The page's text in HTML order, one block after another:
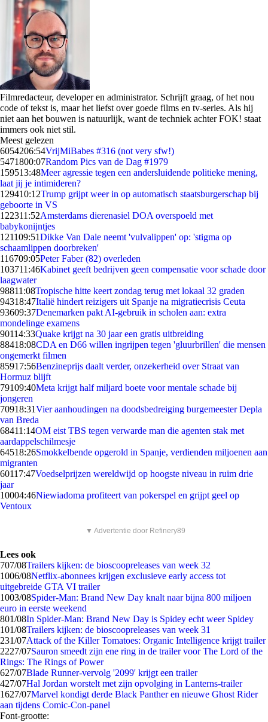
Filmredacteur, developer en administrator. Schrijft graag, of het nou
code of tekst is, maar het liefst over goede films en tv-series. Als hij
niet aan het bouwen is natuurlijk, want de techniek achter FOK! staat
immers ook niet stil.
Meest gelezen
6054206:54VrijMiBabes #316 (not very sfw!)
5471800:07Random Pics van de Dag #1979
159513:48Meer agressie tegen een andersluidende politieke mening,
laat jij je intimideren?
129410:12Trump grijpt weer in op automatisch staatsburgerschap bij
geboorte in VS
122311:52Amsterdams dierenasiel DOA overspoeld met
babykonijntjes
121109:51Dikke Van Dale neemt 'vulvalippen' op: 'stigma op
schaamlippen doorbreken'
116709:05Peter Faber (82) overleden
103711:46Kabinet geeft bedrijven geen compensatie voor schade door
laagwater
98811:08Tropische hitte keert zondag terug met lokaal 32 graden
94318:47Italië hindert reizigers uit Spanje na migratiecrisis Ceuta
93609:37Denemarken pakt AI-gebruik in scholen aan: extra
mondelinge examens
90114:33Quake krijgt na 30 jaar een gratis uitbreiding
88418:08CDA en D66 willen ingrijpen tegen 'gluurbrillen' die mensen
ongemerkt filmen
85917:56Benzineprijs daalt verder, onzekerheid over Straat van
Hormuz blijft
79109:40Meta krijgt half miljard boete voor mentale schade bij
jongeren
70918:31Vier aanhoudingen na doodsbedreiging burgemeester Depla
van Breda
68411:14OM eist TBS tegen verwarde man die agenten stak met
aardappelschilmesje
64518:26Smokkelbende opgerold in Spanje, verdienden miljoenen aan
migranten
60117:47Voedselprijzen wereldwijd op hoogste niveau in ruim drie
jaar
10004:46Niewiadoma profiteert van pokerspel en grijpt geel op
Ventoux
▼ Advertentie door Refinery89
Lees ook
707/08Trailers kijken: de bioscoopreleases van week 32
1006/08Netflix-abonnees krijgen exclusieve early access tot
uitgebreide GTA VI trailer
1003/08Spider-Man: Brand New Day knalt naar bijna 800 miljoen
euro in eerste weekend
801/08In Spider-Man: Brand New Day is Spidey echt weer Spidey
101/08Trailers kijken: de bioscoopreleases van week 31
231/07Attack of the Killer Tomatoes: Organic Intelligence krijgt trailer
2227/07Sauron smeedt zijn ene ring in de trailer voor The Lord of the
Rings: The Rings of Power
627/07Blade Runner-vervolg '2099' krijgt een trailer
427/07Hal Jordan worstelt met zijn opvolging in Lanterns-trailer
1627/07Marvel kondigt derde Black Panther en nieuwe Ghost Rider
aan tijdens Comic-Con-panel
Font-grootte: